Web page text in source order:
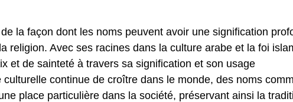
la façon dont les noms peuvent avoir une signification
religion. Avec ses racines dans la culture arabe et la foi
et de sainteté à travers sa signification et son usage
continue de croître dans le monde, des noms
place particulière dans la société, préservant ainsi la